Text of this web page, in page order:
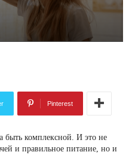
Pinterest
быть комплексной. И это не
и правильное питание, но и